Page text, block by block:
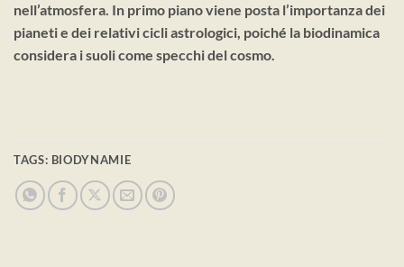
nell’atmosfera. In primo piano viene posta l’importanza dei
pianeti e dei relativi cicli astrologici, poiché la biodinamica
considera i suoli come specchi del cosmo.
TAGS: BIODYNAMIE